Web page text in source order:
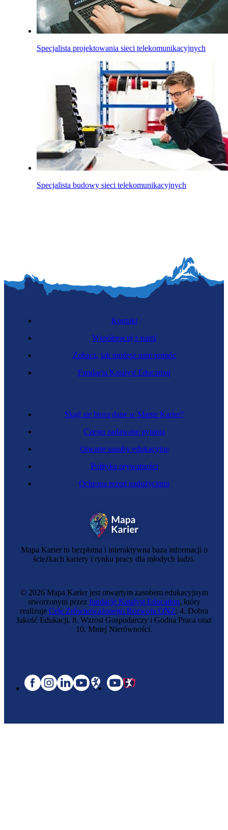
Specjalista projektowania sieci telekomunikacyjnych
Specjalista budowy sieci telekomunikacyjnych
Mapa Karier to bezpłatna i interaktywna baza informacji o
ścieżkach kariery i rynku pracy dla młodych ludzi.
Skąd się biorą dane w Mapie Karier?
Często zadawane pytania
Otwarte zasoby edukacyjne
Polityka prywatności
Ochrona przed nadużyciami
Kontakt
Współpracuj z nami
Zobacz, jak możesz nam pomóc
Fundacja Katalyst Education
© 2026 Mapa Karier jest otwartym zasobem edukacyjnym
stworzonym przez fundację Katalyst Education, który
realizuje Cele Zrównoważonego Rozwoju ONZ: 4. Dobra
Jakość Edukacji, 8. Wzrost Gospodarczy i Godna Praca oraz
10. Mniej Nierówności.